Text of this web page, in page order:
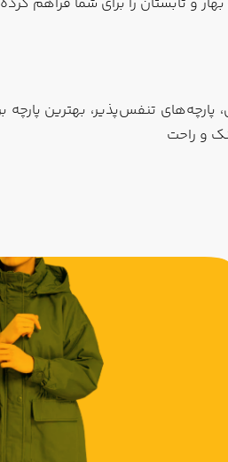
پارچه‌های تنفس‌پذیر، بهترین پارچه
و راحت